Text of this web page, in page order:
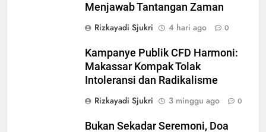
Menjawab Tantangan Zaman
Rizkayadi Sjukri
4 hari ago 0
Kampanye Publik CFD Harmoni:
Makassar Kompak Tolak
Intoleransi dan Radikalisme
Rizkayadi Sjukri
3 minggu ago 0
Bukan Sekadar Seremoni, Doa
Ulama Muda Diminta Tak Gagap
Media Sosial, Dakwah Harus
Hadir di Ruang Digital
NEWS